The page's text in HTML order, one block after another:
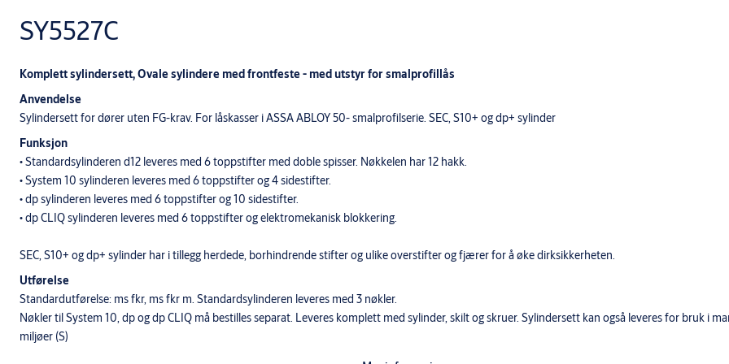
SY5527C
Komplett sylindersett, Ovale sylindere med frontfeste - med utstyr for smalprofillås
Anvendelse
Sylindersett for dører uten FG-krav. For låskasser i ASSA ABLOY 50- smalprofilserie. SEC, S10+ og dp+ sylinder
Funksjon
• Standardsylinderen d12 leveres med 6 toppstifter med doble spisser. Nøkkelen har 12 hakk.
• System 10 sylinderen leveres med 6 toppstifter og 4 sidestifter.
• dp sylinderen leveres med 6 toppstifter og 10 sidestifter.
• dp CLIQ sylinderen leveres med 6 toppstifter og elektromekanisk blokkering.
SEC, S10+ og dp+ sylinder har i tillegg herdede, borhindrende stifter og ulike overstifter og fjærer for å øke dirksikkerheten.
Utførelse
Standardutførelse: ms fkr, ms fkr m. Standardsylinderen leveres med 3 nøkler.
Nøkler til System 10, dp og dp CLIQ må bestilles separat. Leveres komplett med sylinder, skilt og skruer. Sylindersett kan også leveres for bruk i
miljøer (S)